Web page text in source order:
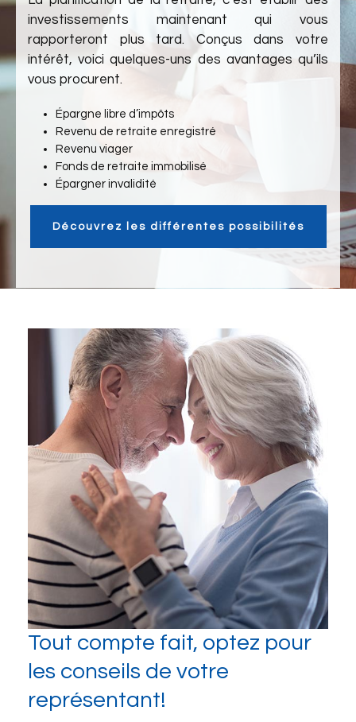
investissements maintenant qui vous
rapporteront plus tard. Conçus dans votre
intérêt, voici quelques-uns des avantages qu’ils
vous procurent.
Épargne libre d’impôts
Revenu de retraite enregistré
Revenu viager
Fonds de retraite immobilisé
Épargner invalidité
Découvrez les différentes possibilités
Tout compte fait, optez pour
les conseils de votre
représentant!